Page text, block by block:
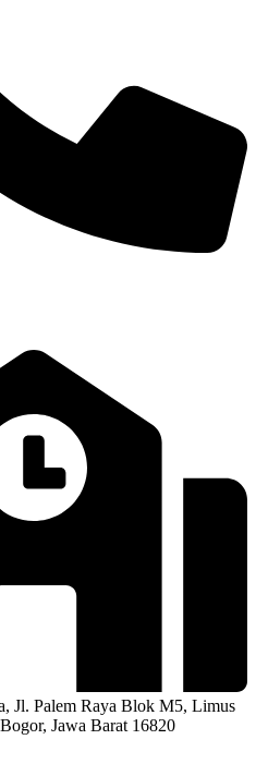
Jl. Palem Raya Blok M5, Limus
Jawa Barat 16820